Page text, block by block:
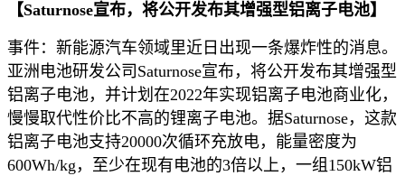
【Saturnose宣布，将公开发布其增强型铝离子电池】
事件：新能源汽车领域里近日出现一条爆炸性的消息。
亚洲电池研发公司Saturnose宣布，将公开发布其增强型
铝离子电池，并计划在2022年实现铝离子电池商业化，
慢慢取代性价比不高的锂离子电池。据Saturnose，这款
铝离子电池支持20000次循环充放电，能量密度为
600Wh/kg，至少在现有电池的3倍以上，一组150kW铝